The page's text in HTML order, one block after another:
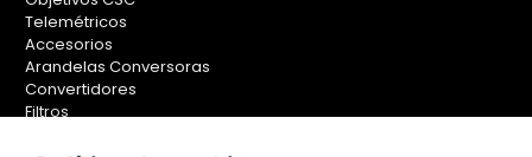
Telemétricos
Accesorios
Arandelas Conversoras
Convertidores
Filtros